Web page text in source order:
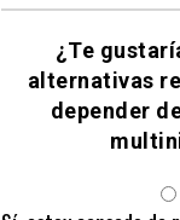
¿Te
alternativas
depender